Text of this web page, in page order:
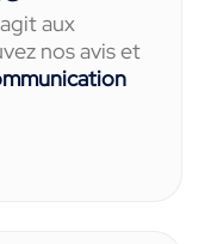
aux
nos avis et